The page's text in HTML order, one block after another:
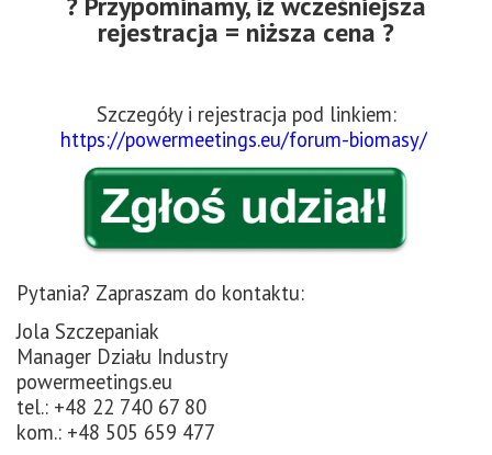
rejestracja = niższa cena ?
Szczegóły i rejestracja pod linkiem:
https://powermeetings.eu/forum-biomasy/
Pytania? Zapraszam do kontaktu:
Jola Szczepaniak
Manager Działu Industry
powermeetings.eu
tel.: +48 22 740 67 80
kom.: +48 505 659 477